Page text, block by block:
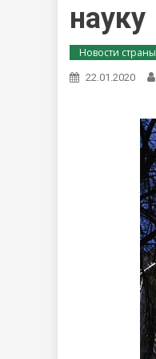
науку
Новости страны
22.01.2020